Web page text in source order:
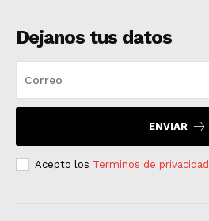
Dejanos tus datos
ENVIAR
Acepto los Terminos de privacidad